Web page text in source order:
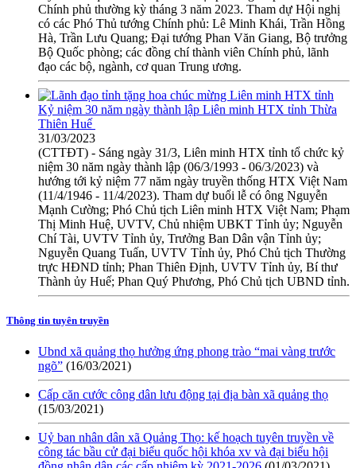
Chính phủ thường kỳ tháng 3 năm 2023. Tham dự Hội nghị
có các Phó Thủ tướng Chính phủ: Lê Minh Khái, Trần Hồng
Hà, Trần Lưu Quang; Đại tướng Phan Văn Giang, Bộ trưởng
Bộ Quốc phòng; các đồng chí thành viên Chính phủ, lãnh
đạo các bộ, ngành, cơ quan Trung ương.
Kỷ niệm 30 năm ngày thành lập Liên minh HTX tỉnh Thừa
Thiên Huế
31/03/2023
(CTTĐT) - Sáng ngày 31/3, Liên minh HTX tỉnh tổ chức kỷ
niệm 30 năm ngày thành lập (06/3/1993 - 06/3/2023) và
hướng tới kỷ niệm 77 năm ngày truyền thống HTX Việt Nam
(11/4/1946 - 11/4/2023). Tham dự buổi lễ có ông Nguyễn
Mạnh Cường; Phó Chủ tịch Liên minh HTX Việt Nam; Phạm
Thị Minh Huệ, UVTV, Chủ nhiệm UBKT Tỉnh ủy; Nguyễn
Chí Tài, UVTV Tỉnh ủy, Trưởng Ban Dân vận Tỉnh ủy;
Nguyễn Quang Tuấn, UVTV Tỉnh ủy, Phó Chủ tịch Thường
trực HĐND tỉnh; Phan Thiên Định, UVTV Tỉnh ủy, Bí thư
Thành ủy Huế; Phan Quý Phương, Phó Chủ tịch UBND tỉnh.
Thông tin tuyên truyền
Ubnd xã quảng thọ hưởng ứng phong trào “mai vàng trước
ngõ” (16/03/2021)
Cấp căn cước công dân lưu động tại địa bàn xã quảng thọ
(15/03/2021)
Uỷ ban nhân dân xã Quảng Thọ: kế hoạch tuyên truyền về
công tác bầu cử đại biểu quốc hội khóa xv và đại biểu hội